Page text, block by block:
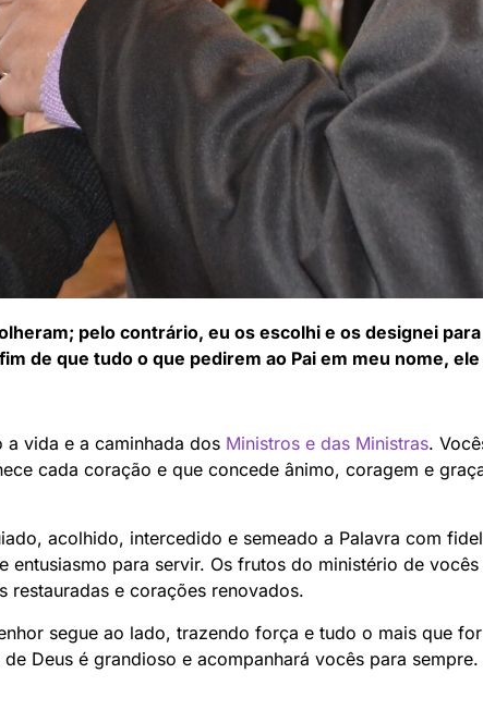
pelo contrário, eu os escolhi e os designei
de que tudo o que pedirem ao Pai em meu nome, ele
vida e a caminhada dos Ministros e das Ministras.
cada coração e que concede ânimo, coragem e
acolhido, intercedido e semeado a Palavra com
entusiasmo para servir. Os frutos do ministério de
restauradas e corações renovados.
segue ao lado, trazendo força e tudo o mais que
Deus é grandioso e acompanhará vocês para sempre.